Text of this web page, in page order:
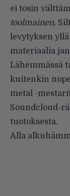
ei tosin
toolmainen.
levytyksen
materiaalia
Lähemmässä
kuitenkin
metal -
Soundcloud-
tuotoksesta.
Alla